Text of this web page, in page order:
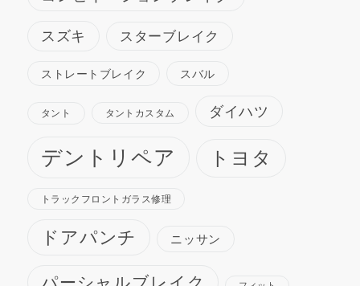
スズキ スターブレイク
ストレートブレイク スバル
タント タントカスタム ダイハツ
デントリペア トヨタ
トラックフロントガラス修理
ドアパンチ ニッサン